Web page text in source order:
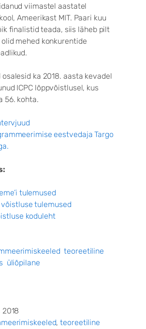
, teoreetiline
viimastel aastatel
Ameerikast MIT. Paari kuu
finalistid teada, siis läheb pilt
olid mehed konkurentide
ka 2018. aasta kevadel
ICPC lõppvõistlusel, kus
56. kohta.
eestvedaja Targo
tulemused
võistluse tulemused
koduleht
teoreetiline
üliõpilane